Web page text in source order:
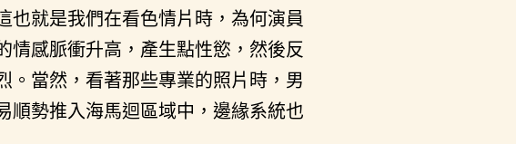
也就是我們在看色情片時，為何演員
情感脈衝升高，產生點性慾，然後反
。當然，看著那些專業的照片時，男
順勢推入海馬迴區域中，邊緣系統也